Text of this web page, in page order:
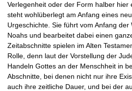
Verlegenheit oder der Form halber hier
steht wohlüberlegt am Anfang eines
Urgeschichte. Sie führt vom Anfang
Noahs und bearbeitet dabei einen
Zeitabschnitte spielen im Alten
Rolle, denn laut der Vorstellung der
Handeln Gottes an der Menschheit in
Abschnitte, bei denen nicht nur ihre
auch ihre zeitliche Dauer, und bei der